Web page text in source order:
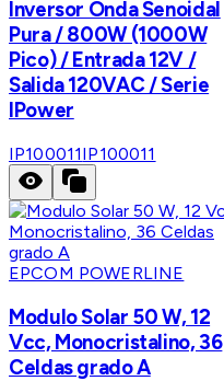
Inversor Onda Senoidal
Pura / 800W (1000W
Pico) / Entrada 12V /
Salida 120VAC / Serie
IPower
IP100011IP100011
EPCOM POWERLINE
Modulo Solar 50 W, 12
Vcc, Monocristalino, 36
Celdas grado A